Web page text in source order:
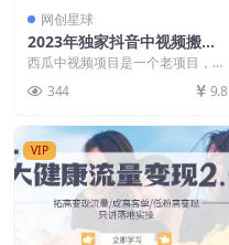
网创星球
2023年独家抖音中视频搬运
计划，每天30分钟到1小时搬
运 小白轻松日入300+
西瓜中视频项目是一个老项目，可
做到老。但99%的新...
344 9.8
VIP